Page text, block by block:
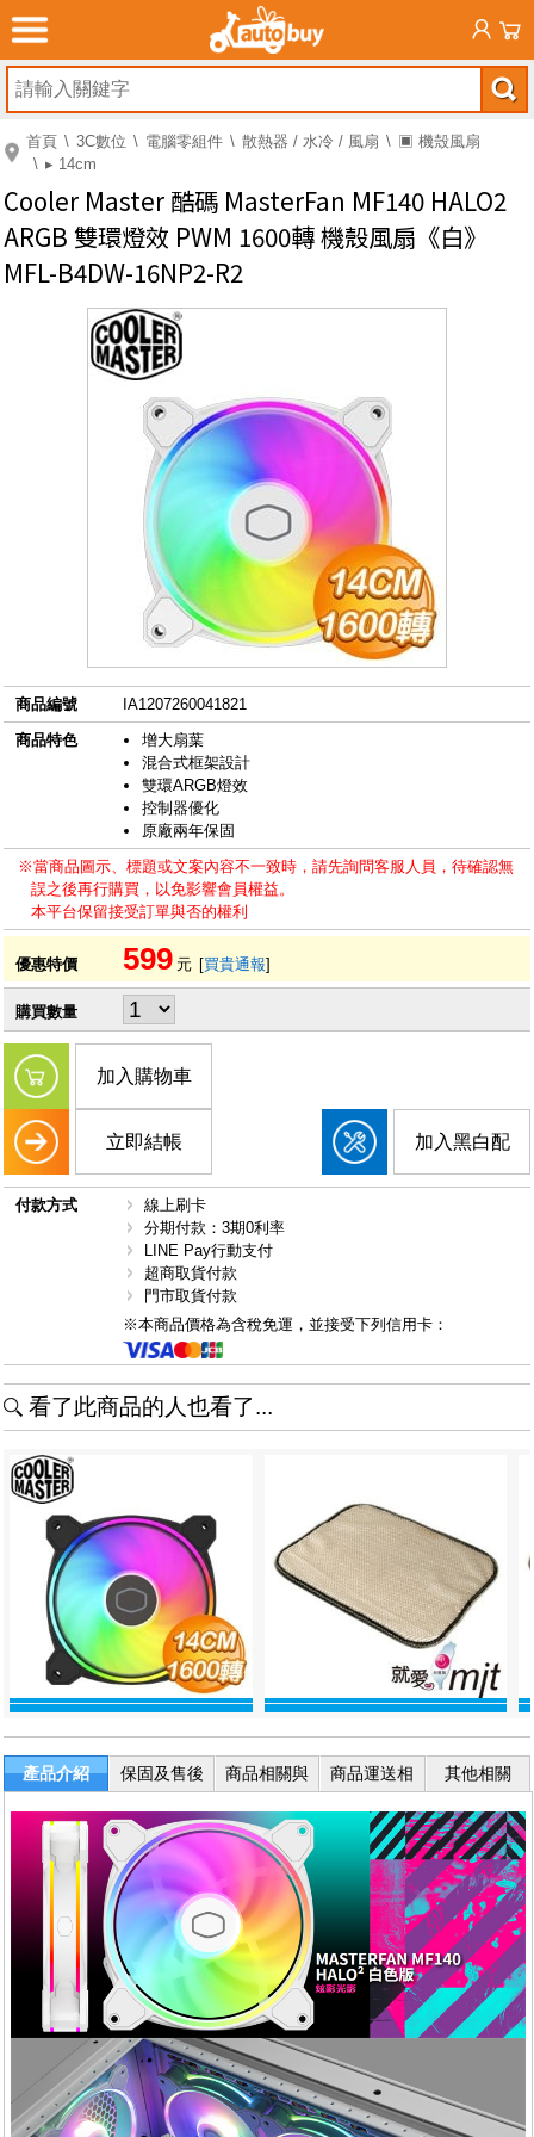
首頁 3C數位 電腦零組件 散熱器 / 水冷 / 風扇
▣ 機殼風扇
▸ 14cm
Cooler Master 酷碼 MasterFan MF140 HALO2
ARGB 雙環燈效 PWM 1600轉 機殼風扇《白》
MFL-B4DW-16NP2-R2
商品編號
IA1207260041821
商品特色
增大扇葉
混合式框架設計
雙環ARGB燈效
控制器優化
原廠兩年保固
※當商品圖示、標題或文案內容不一致時，請先詢問客服人員，待確認無
誤之後再行購買，以免影響會員權益。
本平台保留接受訂單與否的權利
優惠特價 599 元 [買貴通報]
購買數量
加入購物車
立即結帳 加入黑白配
付款方式
線上刷卡
分期付款：3期0利率
LINE Pay行動支付
超商取貨付款
門市取貨付款
※本商品價格為含稅免運，並接受下列信用卡：
看了此商品的人也看了...
產品介紹
保固及售後
服務
商品相關與
退換貨
商品運送相
關
其他相關